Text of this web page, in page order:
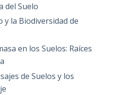
del Suelo
y la Biodiversidad de
en los Suelos: Raíces
de Suelos y los